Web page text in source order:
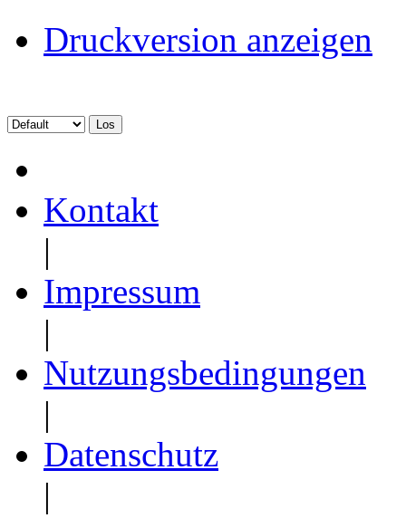
Druckversion anzeigen
Kontakt
|
Impressum
|
Nutzungsbedingungen
|
Datenschutz
|